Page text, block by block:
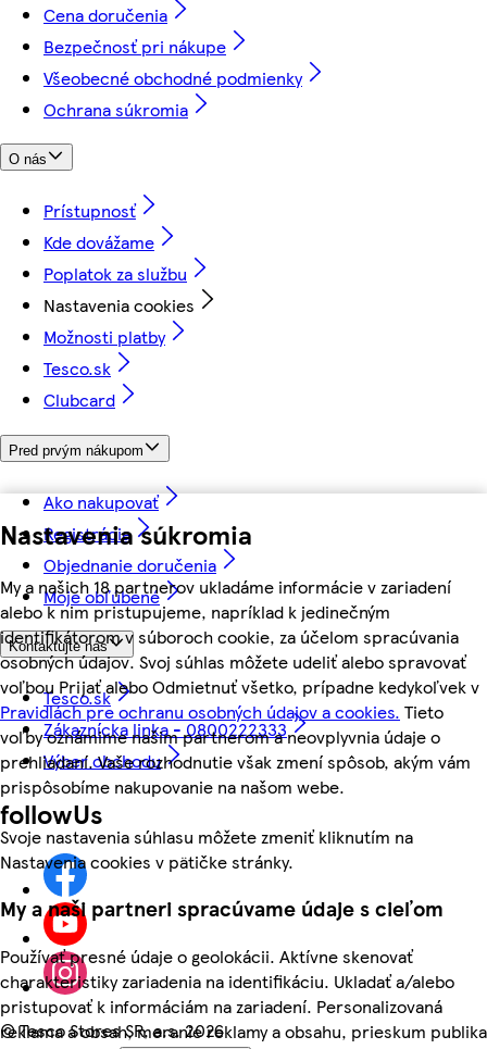
Nastavenia súkromia
My a našich 18 partnerov ukladáme informácie v zariadení
alebo k nim pristupujeme, napríklad k jedinečným
identifikátorom v súboroch cookie, za účelom spracúvania
osobných údajov. Svoj súhlas môžete udeliť alebo spravovať
voľbou Prijať alebo Odmietnuť všetko, prípadne kedykoľvek v
Pravidlách pre ochranu osobných údajov a cookies. Tieto
voľby oznámime našim partnerom a neovplyvnia údaje o
prehliadaní. Vaše rozhodnutie však zmení spôsob, akým vám
prispôsobíme nakupovanie na našom webe.
Svoje nastavenia súhlasu môžete zmeniť kliknutím na
Nastavenia cookies v pätičke stránky.
My a naši partneri spracúvame údaje s cieľom
Používať presné údaje o geolokácii. Aktívne skenovať
charakteristiky zariadenia na identifikáciu. Ukladať a/alebo
pristupovať k informáciám na zariadení. Personalizovaná
reklama a obsah, meranie reklamy a obsahu, prieskum publika
Cena doručenia
Bezpečnosť pri nákupe
Všeobecné obchodné podmienky
Ochrana súkromia
O nás
Prístupnosť
Kde dovážame
Poplatok za službu
Nastavenia cookies
Možnosti platby
Tesco.sk
Clubcard
Pred prvým nákupom
Ako nakupovať
Registrácia
Objednanie doručenia
Moje obľúbené
Kontaktujte nás
Tesco.sk
Zákaznícka linka - 0800222333
Výber obchodu
followUs
©Tesco Stores SR, a.s. 2026